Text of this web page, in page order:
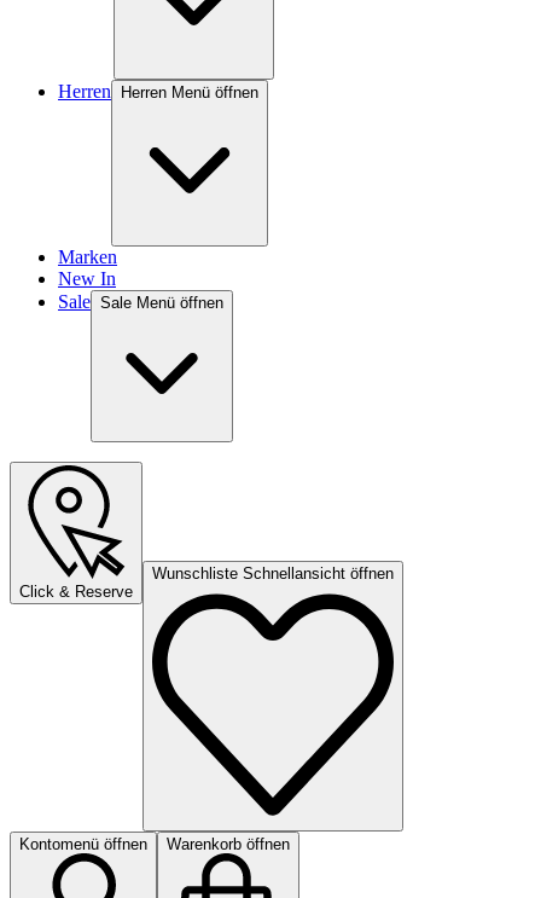
Herren Herren Menü öffnen
Marken
New In
Sale Sale Menü öffnen
Click & Reserve
Wunschliste Schnellansicht öffnen
Kontomenü öffnen Warenkorb öffnen